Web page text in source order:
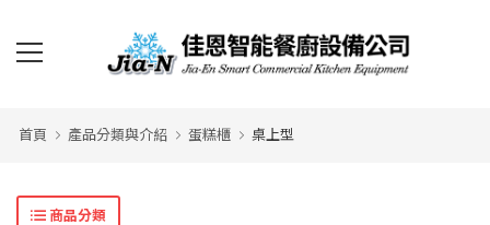
首頁 產品分類與介紹 蛋糕櫃 桌上型
商品分類